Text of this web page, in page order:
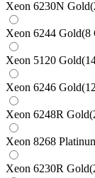
Xeon 6230N
Xeon 6244 Gold(8
Xeon 5120
Xeon 6246
Xeon 6248R
Xeon 8268
Xeon 6230R